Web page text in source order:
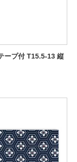
ープ付 T15.5-13 縦